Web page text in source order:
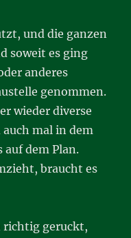
und die ganzen
soweit es ging
anderes
genommen.
wieder diverse
mal in dem
auf dem Plan.
braucht es
richtig geruckt,